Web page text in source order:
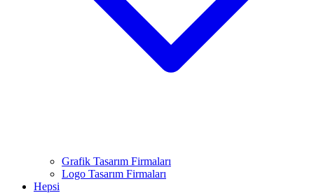
Grafik Tasarım Firmaları
Logo Tasarım Firmaları
Hepsi